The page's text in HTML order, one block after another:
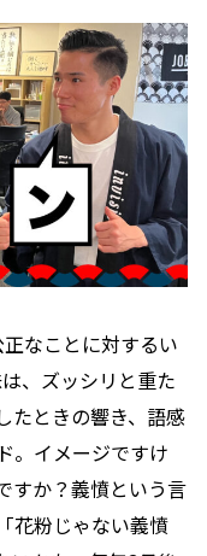
なことに対するい
、ズッシリと重た
たときの響き、語感
。イメージですけ
すか？義憤という言
花粉じゃない義憤